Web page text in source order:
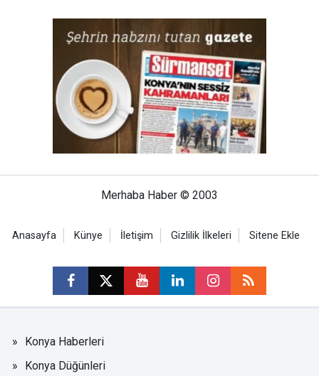
Merhaba Haber © 2003
Anasayfa Künye İletişim Gizlilik İlkeleri Sitene Ekle
Konya Haberleri
Konya Düğünleri